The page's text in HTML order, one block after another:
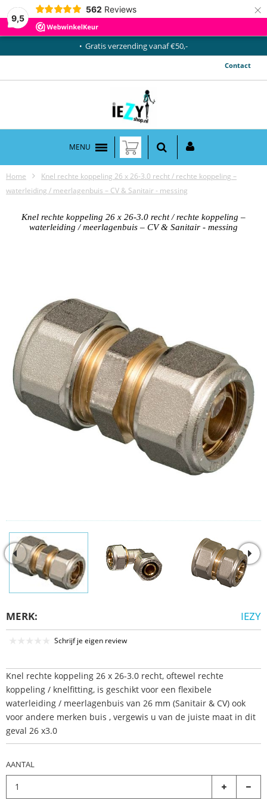
9,5
562 Reviews ×
Gratis verzending vanaf €50,-
Contact
MENU
Home
Knel rechte koppeling 26 x 26-3.0 recht / rechte koppeling –
waterleiding / meerlagenbuis – CV & Sanitair - messing
Knel rechte koppeling 26 x 26-3.0 recht / rechte koppeling –
waterleiding / meerlagenbuis – CV & Sanitair - messing
MERK: IEZY
Schrijf je eigen review
Knel rechte koppeling 26 x 26-3.0 recht, oftewel rechte
koppeling / knelfitting, is geschikt voor een flexibele
waterleiding / meerlagenbuis van 26 mm (Sanitair & CV) ook
voor andere merken buis , vergewis u van de juiste maat in dit
geval 26 x3.0
AANTAL